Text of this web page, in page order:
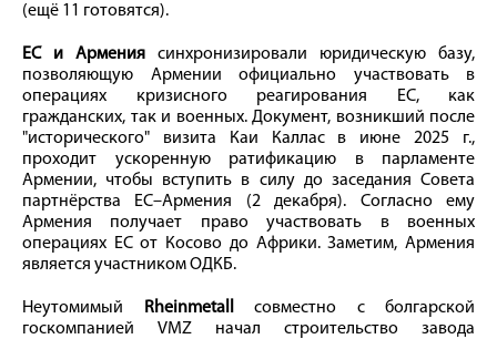
(ещё 11 готовятся).
ЕС и Армения синхронизировали юридическую базу,
позволяющую Армении официально участвовать в
операциях кризисного реагирования ЕС, как
гражданских, так и военных. Документ, возникший после
"исторического" визита Каи Каллас в июне 2025 г.,
проходит ускоренную ратификацию в парламенте
Армении, чтобы вступить в силу до заседания Совета
партнёрства ЕС–Армения (2 декабря). Согласно ему
Армения получает право участвовать в военных
операциях ЕС от Косово до Африки. Заметим, Армения
является участником ОДКБ.
Неутомимый Rheinmetall
совместно с болгарской
госкомпанией VMZ начал строительство завода